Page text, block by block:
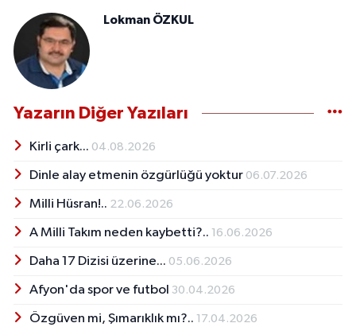
Lokman ÖZKUL
Yazarın Diğer Yazıları
Kirli çark... 04.08.2026
Dinle alay etmenin özgürlüğü yoktur 06.07.2026
Milli Hüsran!.. 22.06.2026
A Milli Takım neden kaybetti?.. 16.06.2026
Daha 17 Dizisi üzerine... 05.06.2026
Afyon'da spor ve futbol 30.04.2026
Özgüven mi, Şımarıklık mı?.. 17.04.2026